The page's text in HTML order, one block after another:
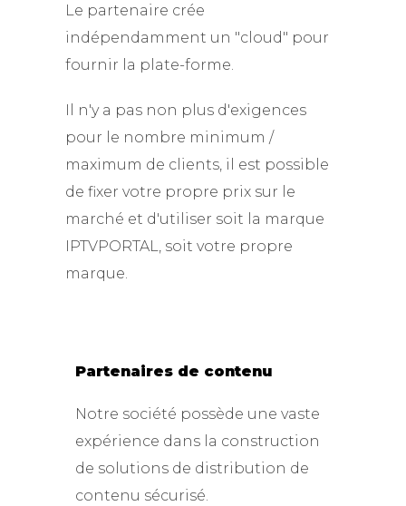
Le partenaire crée
indépendamment un "cloud" pour
fournir la plate-forme.
Il n'y a pas non plus d'exigences
pour le nombre minimum /
maximum de clients, il est possible
de fixer votre propre prix sur le
marché et d'utiliser soit la marque
IPTVPORTAL, soit votre propre
marque.
Partenaires de contenu
Notre société possède une vaste
expérience dans la construction
de solutions de distribution de
contenu sécurisé.